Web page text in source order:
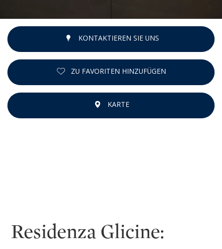
KONTAKTIEREN SIE UNS
ZU FAVORITEN HINZUFÜGEN
KARTE
Residenza Glicine: